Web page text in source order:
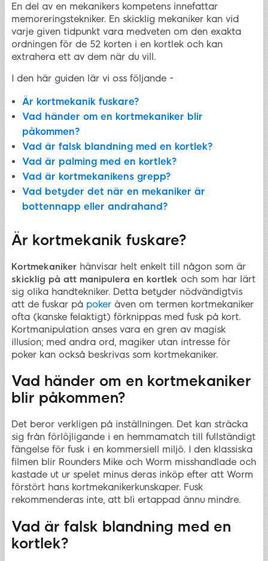
En del av en mekanikers kompetens innefattar
memoreringstekniker. En skicklig mekaniker kan vid
varje given tidpunkt vara medveten om den exakta
ordningen för de 52 korten i en kortlek och kan
extrahera ett av dem när du vill.
I den här guiden lär vi oss följande -
Är kortmekanik fuskare?
Vad händer om en kortmekaniker blir
påkommen?
Vad är falsk blandning med en kortlek?
Vad är palming med en kortlek?
Vad är kortmekanikens grepp?
Vad betyder det när en mekaniker är
bottennapp eller andrahand?
Är kortmekanik fuskare?
Kortmekaniker hänvisar helt enkelt till någon som är
skicklig på att manipulera en kortlek och som har lärt
sig olika handtekniker. Detta betyder nödvändigtvis
att de fuskar på poker även om termen kortmekaniker
ofta (kanske felaktigt) förknippas med fusk på kort.
Kortmanipulation anses vara en gren av magisk
illusion; med andra ord, magiker utan intresse för
poker kan också beskrivas som kortmekaniker.
Vad händer om en kortmekaniker
blir påkommen?
Det beror verkligen på inställningen. Det kan sträcka
sig från förlöjligande i en hemmamatch till fullständigt
fängelse för fusk i en kommersiell miljö. I den klassiska
filmen blir Rounders Mike och Worm misshandlade och
kastade ut ur spelet minus deras inköp efter att Worm
förstört hans kortmekanikerkunskaper. Fusk
rekommenderas inte, att bli ertappad ännu mindre.
Vad är falsk blandning med en
kortlek?